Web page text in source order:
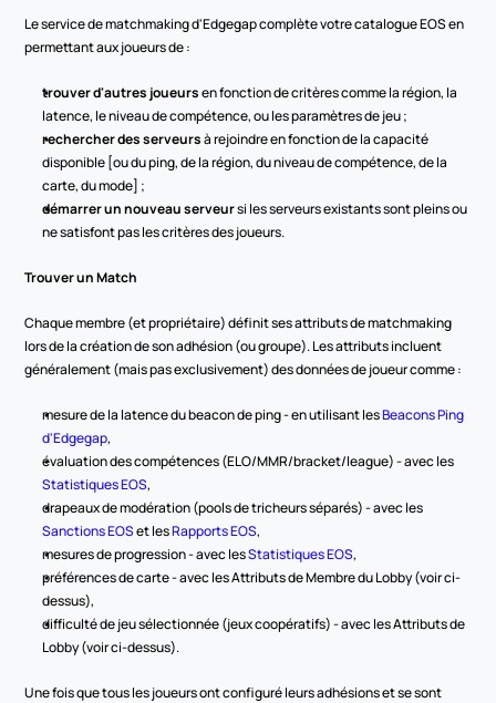
Le service de matchmaking d'Edgegap complète votre catalogue EOS en
permettant aux joueurs de :
trouver d'autres joueurs en fonction de critères comme la région, la
latence, le niveau de compétence, ou les paramètres de jeu ;
rechercher des serveurs à rejoindre en fonction de la capacité
disponible [ou du ping, de la région, du niveau de compétence, de la
carte, du mode] ;
démarrer un nouveau serveur si les serveurs existants sont pleins ou
ne satisfont pas les critères des joueurs.
Trouver un Match
Chaque membre (et propriétaire) définit ses attributs de matchmaking
lors de la création de son adhésion (ou groupe). Les attributs incluent
généralement (mais pas exclusivement) des données de joueur comme :
mesure de la latence du beacon de ping - en utilisant les Beacons Ping
d'Edgegap,
Statistiques EOS,
Sanctions EOS et les Rapports EOS,
mesures de progression - avec les Statistiques EOS,
préférences de carte - avec les Attributs de Membre du Lobby (voir ci-
dessus),
difficulté de jeu sélectionnée (jeux coopératifs) - avec les Attributs de
Lobby (voir ci-dessus).
Une fois que tous les joueurs ont configuré leurs adhésions et se sont